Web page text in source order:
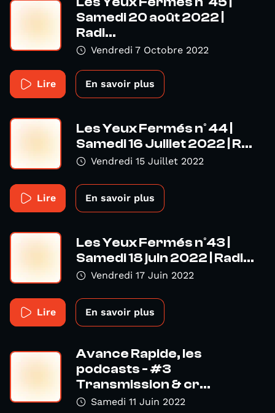
Samedi 20 août 2022 |
Radi...
Vendredi 7 Octobre 2022
Lire En savoir plus
Les Yeux Fermés n° 44 |
Samedi 16 Juillet 2022 | R...
Vendredi 15 Juillet 2022
Lire En savoir plus
Les Yeux Fermés n°43 |
Samedi 18 juin 2022 | Radi...
Vendredi 17 Juin 2022
Lire En savoir plus
Avance Rapide, les
podcasts - #3
Transmission & cr...
Samedi 11 Juin 2022